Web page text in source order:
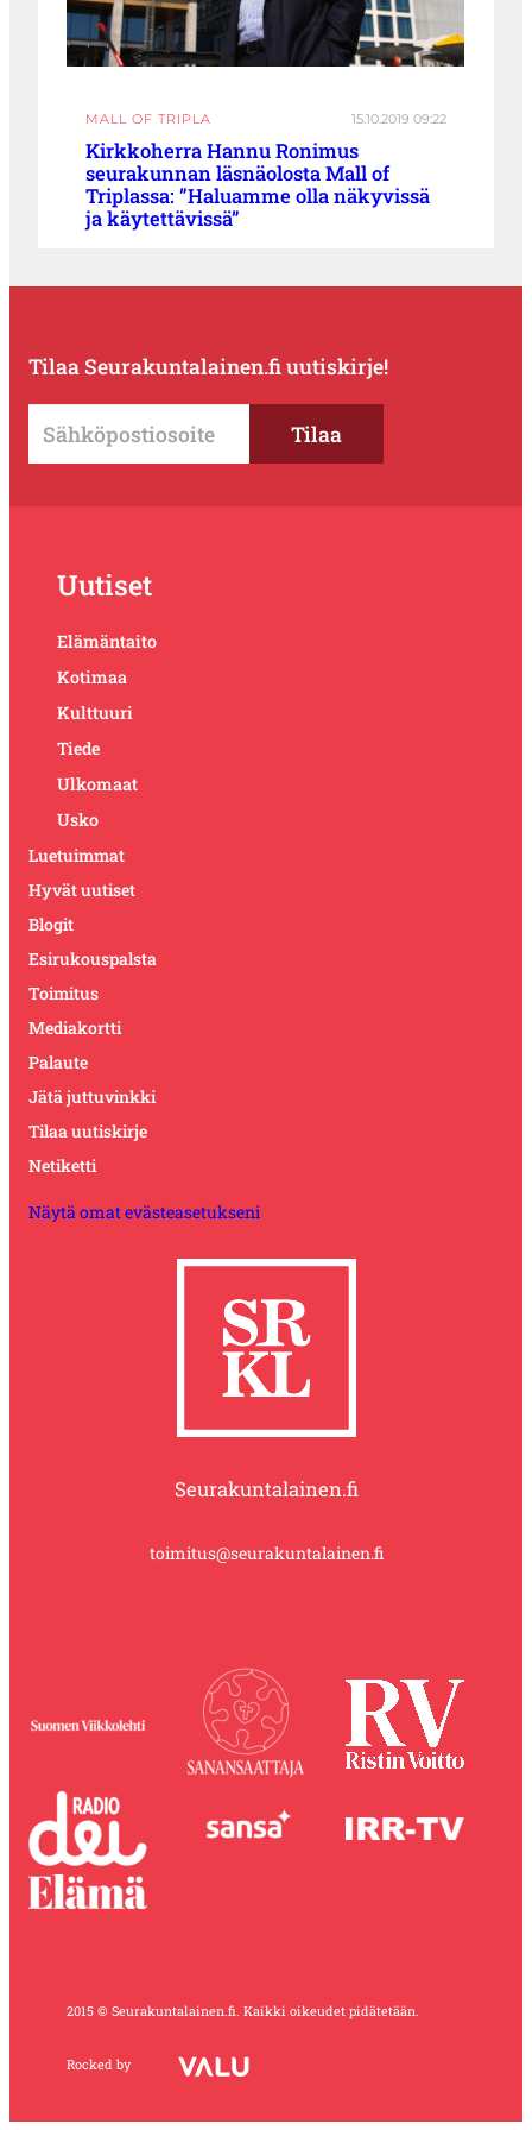
MALL OF TRIPLA 15.10.2019 09:22
Kirkkoherra Hannu Ronimus
seurakunnan läsnäolosta Mall of
Triplassa: ”Haluamme olla näkyvissä
ja käytettävissä”
Tilaa Seurakuntalainen.fi uutiskirje!
Uutiset
Elämäntaito
Kotimaa
Kulttuuri
Tiede
Ulkomaat
Usko
Luetuimmat
Hyvät uutiset
Blogit
Esirukouspalsta
Toimitus
Mediakortti
Palaute
Jätä juttuvinkki
Tilaa uutiskirje
Netiketti
Näytä omat evästeasetukseni
Seurakuntalainen.fi
toimitus@seurakuntalainen.fi
2015 © Seurakuntalainen.fi. Kaikki oikeudet pidätetään.
Rocked by